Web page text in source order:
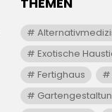
Exotische
Fertighaus